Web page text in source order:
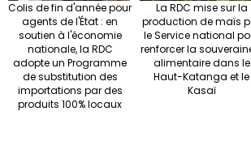
Colis de fin d'année pour
agents de l'État : en
soutien à l'économie
nationale, la RDC
adopte un Programme
de substitution des
importations par des
produits 100% locaux
La RDC mise sur la
production de maïs
le Service national
renforcer la
alimentaire dans le
Haut-Katanga et le
Kasaï